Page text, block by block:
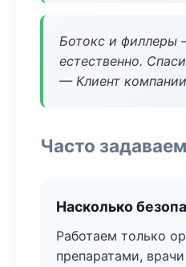
Ботокс и филлеры
естественно.
— Клиент компании
Часто
Насколько
Работаем только
препаратами,